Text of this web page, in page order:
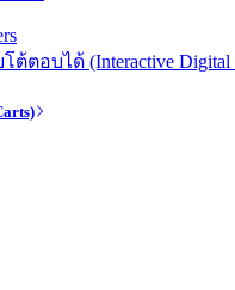
อบได้ (Interactive Digital